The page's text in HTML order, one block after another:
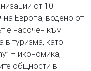
от 10
Европа, водено от
е насочен към
в туризма, като
– икономика,
общности в